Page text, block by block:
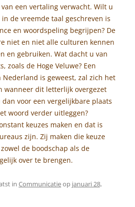
een vertaling verwacht. Wilt u
de vreemde taal geschreven is
en woordspeling begrijpen? De
niet en niet alle culturen kennen
en gebruiken. Wat dacht u van
zoals de Hoge Veluwe? Een
is geweest, zal zich het
wanneer dit letterlijk overgezet
voor een vergelijkbare plaats
woord verder uitleggen?
keuzes maken en dat is
zijn. Zij maken die keuze
de boodschap als de
over te brengen.
in Communicatieop januari 28,